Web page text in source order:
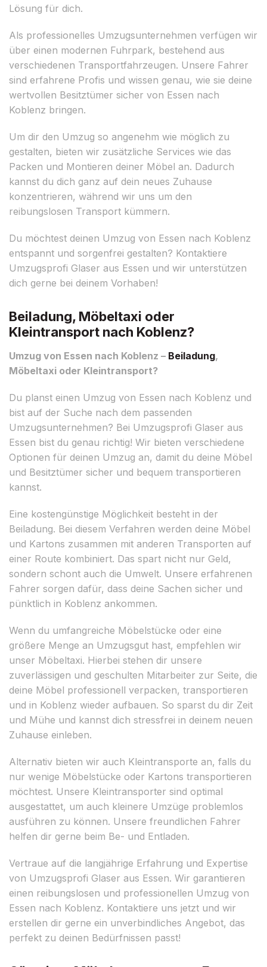
Lösung für dich.
Als professionelles Umzugsunternehmen verfügen wir
über einen modernen Fuhrpark, bestehend aus
verschiedenen Transportfahrzeugen. Unsere Fahrer
sind erfahrene Profis und wissen genau, wie sie deine
wertvollen Besitztümer sicher von Essen nach
Koblenz bringen.
Um dir den Umzug so angenehm wie möglich zu
gestalten, bieten wir zusätzliche Services wie das
Packen und Montieren deiner Möbel an. Dadurch
kannst du dich ganz auf dein neues Zuhause
konzentrieren, während wir uns um den
reibungslosen Transport kümmern.
Du möchtest deinen Umzug von Essen nach Koblenz
entspannt und sorgenfrei gestalten? Kontaktiere
Umzugsprofi Glaser aus Essen und wir unterstützen
dich gerne bei deinem Vorhaben!
Beiladung, Möbeltaxi oder
Kleintransport nach Koblenz?
Umzug von Essen nach Koblenz – Beiladung,
Möbeltaxi oder Kleintransport?
Du planst einen Umzug von Essen nach Koblenz und
bist auf der Suche nach dem passenden
Umzugsunternehmen? Bei Umzugsprofi Glaser aus
Essen bist du genau richtig! Wir bieten verschiedene
Optionen für deinen Umzug an, damit du deine Möbel
und Besitztümer sicher und bequem transportieren
kannst.
Eine kostengünstige Möglichkeit besteht in der
Beiladung. Bei diesem Verfahren werden deine Möbel
und Kartons zusammen mit anderen Transporten auf
einer Route kombiniert. Das spart nicht nur Geld,
sondern schont auch die Umwelt. Unsere erfahrenen
Fahrer sorgen dafür, dass deine Sachen sicher und
pünktlich in Koblenz ankommen.
Wenn du umfangreiche Möbelstücke oder eine
größere Menge an Umzugsgut hast, empfehlen wir
unser Möbeltaxi. Hierbei stehen dir unsere
zuverlässigen und geschulten Mitarbeiter zur Seite, die
deine Möbel professionell verpacken, transportieren
und in Koblenz wieder aufbauen. So sparst du dir Zeit
und Mühe und kannst dich stressfrei in deinem neuen
Zuhause einleben.
Alternativ bieten wir auch Kleintransporte an, falls du
nur wenige Möbelstücke oder Kartons transportieren
möchtest. Unsere Kleintransporter sind optimal
ausgestattet, um auch kleinere Umzüge problemlos
ausführen zu können. Unsere freundlichen Fahrer
helfen dir gerne beim Be- und Entladen.
Vertraue auf die langjährige Erfahrung und Expertise
von Umzugsprofi Glaser aus Essen. Wir garantieren
einen reibungslosen und professionellen Umzug von
Essen nach Koblenz. Kontaktiere uns jetzt und wir
erstellen dir gerne ein unverbindliches Angebot, das
perfekt zu deinen Bedürfnissen passt!